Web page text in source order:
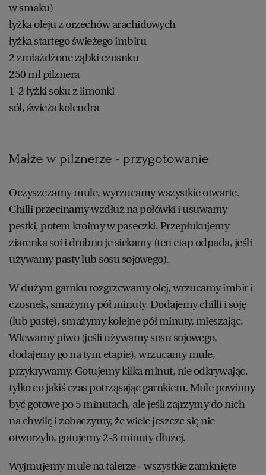
w smaku)
łyżka oleju z orzechów arachidowych
łyżka startego świeżego imbiru
2 zmiażdżone ząbki czosnku
250 ml pilznera
1-2 łyżki soku z limonki
sól, świeża kolendra
Małże w pilznerze - przygotowanie
Oczyszczamy mule, wyrzucamy wszystkie otwarte.
Chilli przecinamy wzdłuż na połówki i usuwamy
pestki, potem kroimy w paseczki. Przepłukujemy
ziarenka soi i drobno je siekamy (ten etap odpada, jeśli
używamy pasty lub sosu sojowego).
W dużym garnku rozgrzewamy olej, wrzucamy imbir i
czosnek, smażymy pół minuty. Dodajemy chilli i soję
(lub pastę), smażymy kolejne pół minuty, mieszając.
Wlewamy piwo (jeśli używamy sosu sojowego,
dodajemy go na tym etapie), wrzucamy mule,
przykrywamy. Gotujemy kilka minut, nie odkrywając,
tylko co jakiś czas potrząsając garnkiem. Mule powinny
być gotowe po 5 minutach, ale jeśli zajrzymy do nich
na chwilę i zobaczymy, że wiele jeszcze się nie
otworzyło, gotujemy 2-3 minuty dłużej.
Wyjmujemy mule na talerze - wszystkie zamknięte